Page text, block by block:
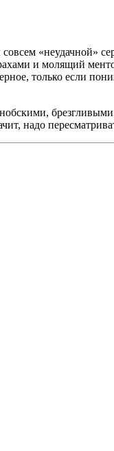
«неудачной»
и молящий
только если
надо